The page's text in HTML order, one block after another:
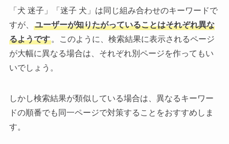
「犬 迷子」「迷子 犬」は同じ組み合わせのキーワードで
すが、
ユーザーが知りたがっていることはそれぞれ異な
るようです。このように、検索結果に表示されるページ
が大幅に異なる場合は、それぞれ別ページを作ってもい
いでしょう。
しかし検索結果が類似している場合は、異なるキーワー
ドの順番でも同一ページで対策することをおすすめしま
す。